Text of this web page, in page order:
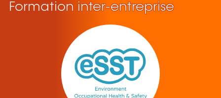
Formation inter-entreprise